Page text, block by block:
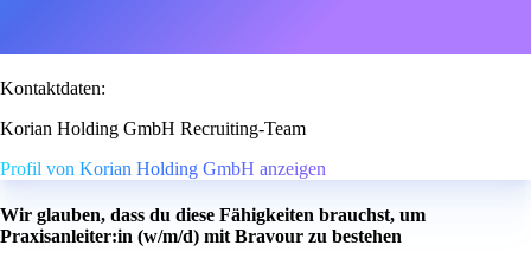
Kontaktdaten:
Korian Holding GmbH Recruiting-Team
Profil von Korian Holding GmbH anzeigen
Wir glauben, dass du diese Fähigkeiten brauchst, um
Praxisanleiter:in (w/m/d) mit Bravour zu bestehen